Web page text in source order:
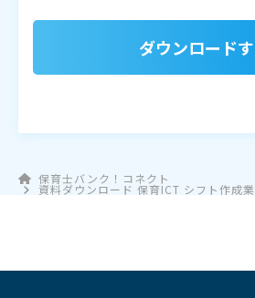
ダウンロード
保育士バンク！コネクト
資料ダウンロード 保育ICT シフト作成